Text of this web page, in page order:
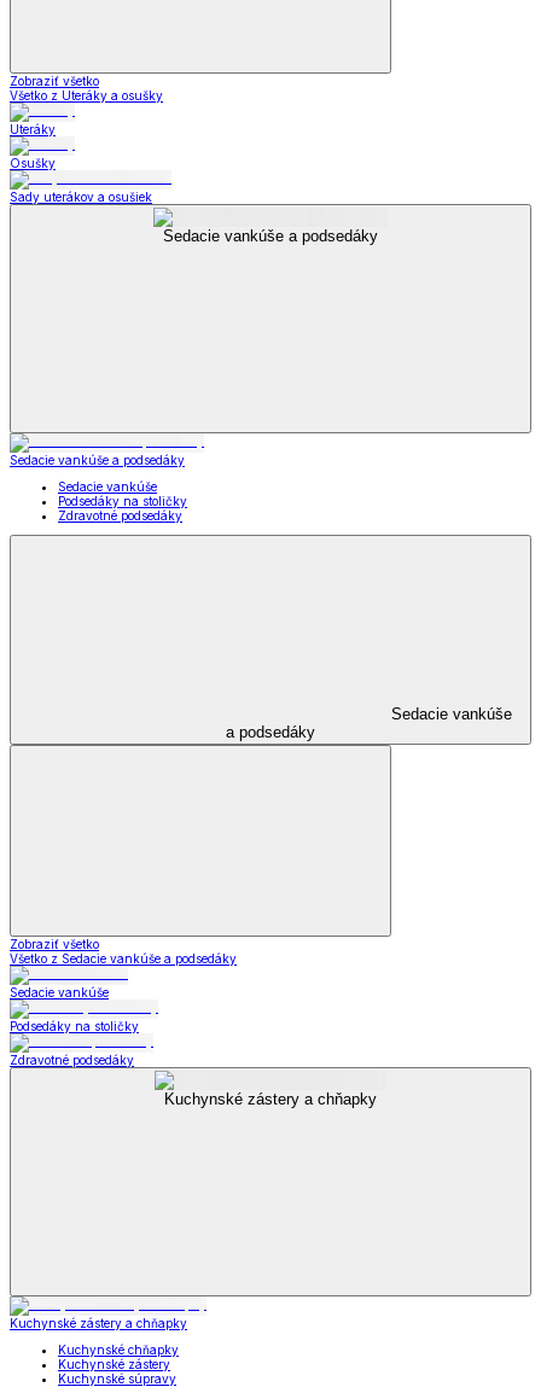
Zobraziť všetko
Všetko z Uteráky a osušky
Uteráky
Osušky
Sady uterákov a osušiek
Sedacie vankúše a podsedáky
Sedacie vankúše a podsedáky
Sedacie vankúše
Podsedáky na stoličky
Zdravotné podsedáky
Sedacie vankúše
a podsedáky
Zobraziť všetko
Všetko z Sedacie vankúše a podsedáky
Sedacie vankúše
Podsedáky na stoličky
Zdravotné podsedáky
Kuchynské zástery a chňapky
Kuchynské zástery a chňapky
Kuchynské chňapky
Kuchynské zástery
Kuchynské súpravy